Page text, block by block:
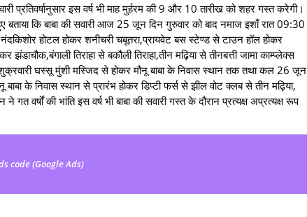
प्रतिवर्षानुसार इस वर्ष भी माह मुर्हरम की 9 और 10 तारीख को शहर गस्त करेगी।
कि बाबा की सवारी आज 25 जून दिन गुरुवार को बाद नमाज इशाँ रात 09:30
होटल होकर शनीचरी चबूतरा,प्रायवेट बस स्टेण्ड से टाउन हॉल होकर
तिराहा से बकौली तिराहा,तीन मढ़िया से तीनबत्ती जामा काम्प्लेक्स
घस्सू मुंशी मस्जिद से होकर मौनू बाबा के निवास स्थान तक तथा कल 26 जून
के निवास स्थान से प्रारंभ होकर डिप्टी फर्स से झील वोट क्लब से तीन मढ़िया,
वर्षों की भांति इस वर्ष भी बाबा की सवारी गस्त के दौरान प्रत्यक्ष अप्रत्यक्ष रूप
code (Google Ads)